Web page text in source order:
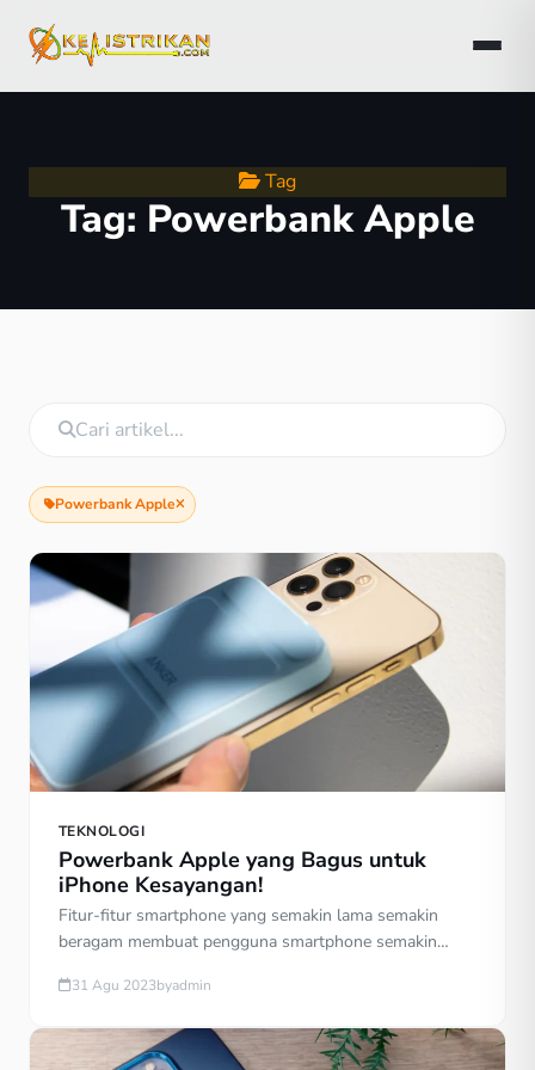
Tag
Tag: Powerbank Apple
Powerbank Apple
TEKNOLOGI
Powerbank Apple yang Bagus untuk
iPhone Kesayangan!
Fitur-fitur smartphone yang semakin lama semakin
beragam membuat pengguna smartphone semakin
saja tidak ada artinya apabila kehabisan baterai. Hal
keluar rumah. Namun sekarang Anda tidak perlu
31 Agu 2023byadmin